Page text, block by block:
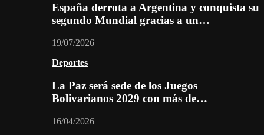
España derrota a Argentina y conquista su
segundo Mundial gracias a un…
19/07/2026
Deportes
La Paz será sede de los Juegos
Bolivarianos 2029 con más de…
16/04/2026